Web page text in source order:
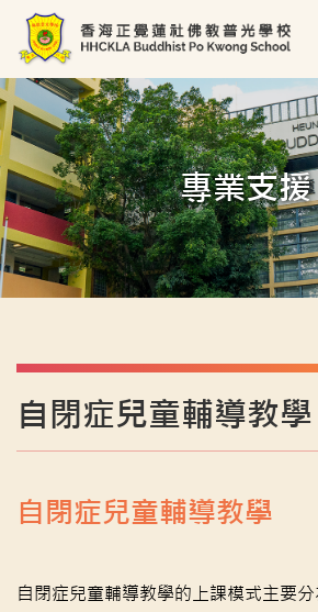
專業支援
自閉症兒童輔導教學
自閉症兒童輔導教學
自閉症兒童輔導教學的上課模式主要分